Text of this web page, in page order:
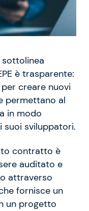
sottolinea
è trasparente:
creare nuovi
permettano al
in modo
suoi sviluppatori.
contratto è
auditato e
attraverso
fornisce un
un progetto